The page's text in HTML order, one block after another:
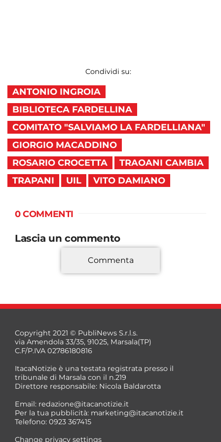
Condividi su:
ANTONIO INGROIA
BIBLIOTECA FARDELLINA
COMITATO "SALVIAMO LA FARDELLIANA"
GIORGIO MACADDINO
ROSARIO CROCETTA
TRAOANI CAMBIA
TRAPANI
UIL VITO DAMIANO
0 COMMENTI
Lascia un commento
*
*
Commenta
Copyright 2021 © PubliNews S.r.l.s.
via Amendola 33/35, 91025, Marsala(TP)
C.F/P.IVA 02786180816
ItacaNotizie è una testata registrata presso il
tribunale di Marsala con il n.219
Direttore responsabile: Nicola Baldarotta
Email: redazione@itacanotizie.it
Per la tua pubblicità: marketing@itacanotizie.it
Telefono: 0923 367415
Change privacy settings